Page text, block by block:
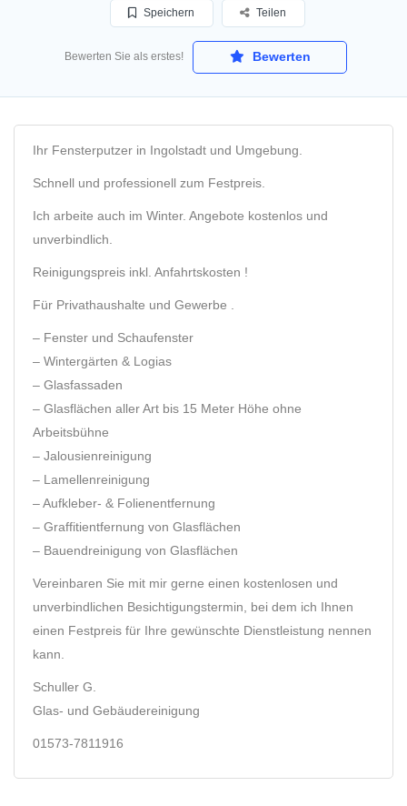
Speichern Teilen
Bewerten Sie als erstes! Bewerten
Ihr Fensterputzer in Ingolstadt und Umgebung.
Schnell und professionell zum Festpreis.
Ich arbeite auch im Winter. Angebote kostenlos und
unverbindlich.
Reinigungspreis inkl. Anfahrtskosten !
Für Privathaushalte und Gewerbe .
– Fenster und Schaufenster
– Wintergärten & Logias
– Glasfassaden
– Glasflächen aller Art bis 15 Meter Höhe ohne
Arbeitsbühne
– Jalousienreinigung
– Lamellenreinigung
– Aufkleber- & Folienentfernung
– Graffitientfernung von Glasflächen
– Bauendreinigung von Glasflächen
Vereinbaren Sie mit mir gerne einen kostenlosen und
unverbindlichen Besichtigungstermin, bei dem ich Ihnen
einen Festpreis für Ihre gewünschte Dienstleistung nennen
kann.
Schuller G.
Glas- und Gebäudereinigung
01573-7811916